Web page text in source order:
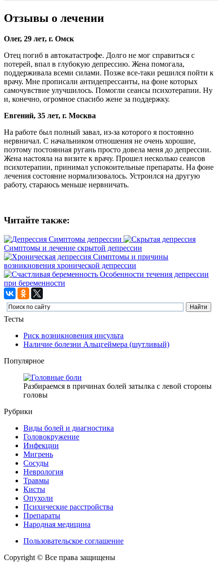
Отзывы о лечении
Олег, 29 лет, г. Омск
Отец погиб в автокатастрофе. Долго не мог справиться с
потерей, впал в глубокую депрессию. Жена помогала,
поддерживала всеми силами. Позже все-таки решился пойти к
врачу. Мне прописали антидепрессанты, на фоне которых
самочувствие улучшилось. Помогли сеансы психотерапии. Ну
и, конечно, огромное спасибо жене за поддержку.
Евгений, 35 лет, г. Москва
На работе был полный завал, из-за которого я постоянно
нервничал. С начальником отношения не очень хорошие,
поэтому постоянная ругань просто довела меня до депрессии.
Жена настояла на визите к врачу. Прошел несколько сеансов
психотерапии, принимал успокоительные препараты. На фоне
лечения состояние нормализовалось. Устроился на другую
работу, стараюсь меньше нервничать.
Читайте также:
Симптомы депрессии
Симптомы и лечение скрытой депрессии
Симптомы и причины
возникновения хронической депрессии
Особенности течения депрессии
при беременности
Тесты
Риск возникновения инсульта
Наличие болезни Альцгеймера (шутливый)
Популярное
Разбираемся в причинах болей затылка с левой стороны
головы
Рубрики
Виды болей и диагностика
Головокружение
Инфекции
Мигрень
Сосуды
Неврология
Травмы
Кисты
Опухоли
Психические расстройства
Препараты
Народная медицина
Пользовательское соглашение
Copyright © Все права защищены